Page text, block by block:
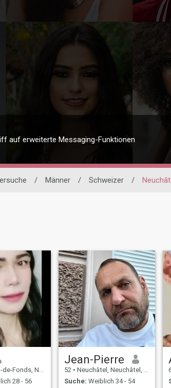
auf erweiterte Messaging-Funktionen
/ Männer / Schweizer /
Neuchâtel, Schweiz
28 - 56
Jean-Pierre
52 • Neuchâtel, Neuchâtel, Schweiz
Suche: Weiblich 34 - 54